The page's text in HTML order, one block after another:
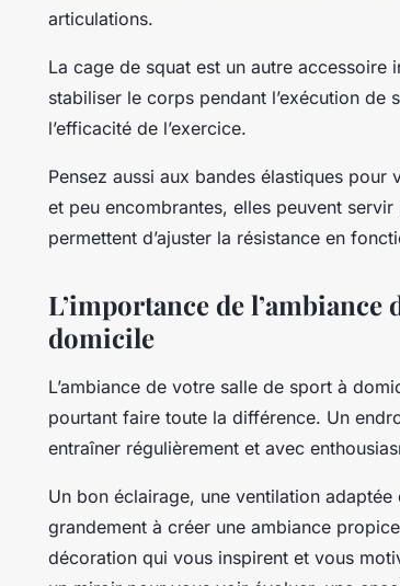
articulations.
La cage de squat est un autre
stabiliser le corps pendant l’exécution de
l’efficacité de l’exercice.
Pensez aussi aux bandes élastiques
et peu encombrantes, elles peuvent
permettent d’ajuster la résistance en
L’importance de l’ambiance
domicile
L’ambiance de votre salle de sport à
pourtant faire toute la différence. Un
entraîner régulièrement et avec
Un bon éclairage, une ventilation
grandement à créer une ambiance
décoration qui vous inspirent et vous